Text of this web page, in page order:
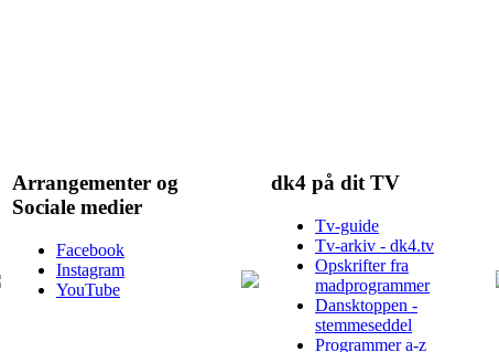
Arrangementer og
Sociale medier
Facebook
Instagram
YouTube
dk4 på dit TV
Tv-guide
Tv-arkiv - dk4.tv
Opskrifter fra
madprogrammer
Dansktoppen -
stemmeseddel
Programmer a-z